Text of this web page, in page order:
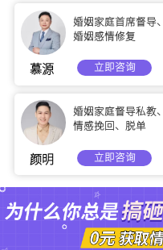
婚姻家庭首席督导、
婚姻感情修复
慕源 立即咨询
婚姻家庭督导私教、
情感挽回、脱单
颜明 立即咨询